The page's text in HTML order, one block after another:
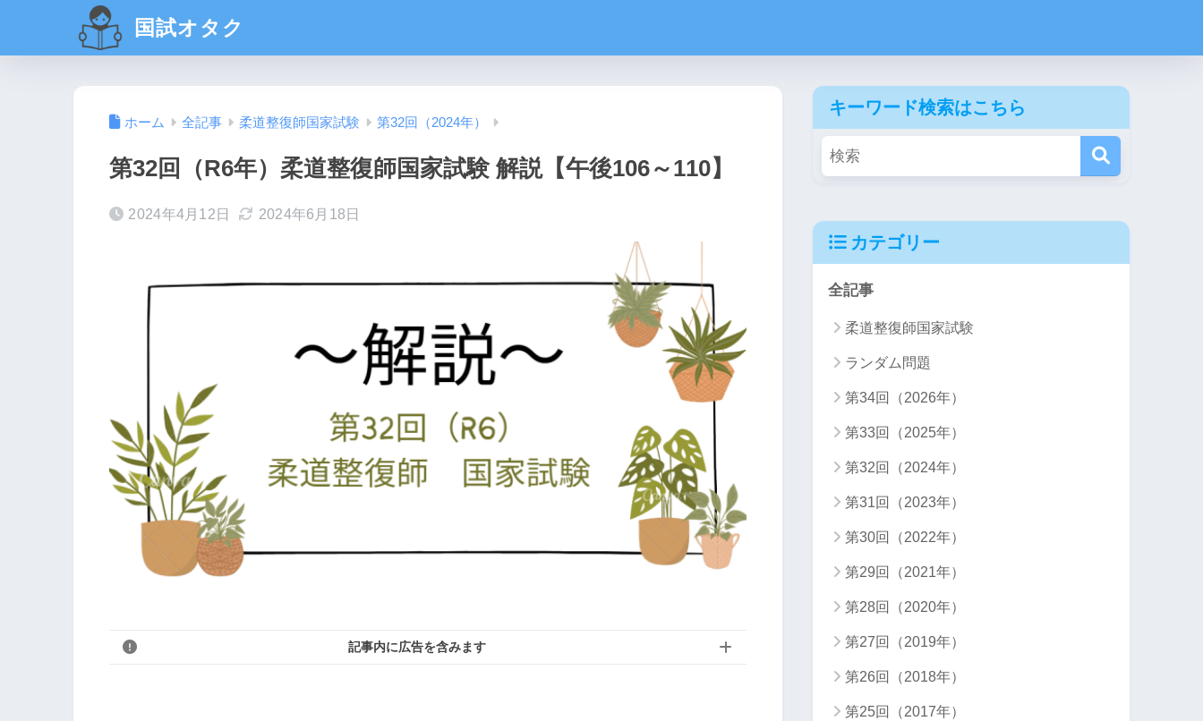
国試オタク
ホーム 全記事 柔道整復師国家試験 第32回（2024年）
第32回（R6年）柔道整復師国家試験 解説【午後106～110】
2024年4月12日 2024年6月18日
記事内に広告を含みます
キーワード検索はこちら
カテゴリー
全記事
柔道整復師国家試験
ランダム問題
第34回（2026年）
第33回（2025年）
第32回（2024年）
第31回（2023年）
第30回（2022年）
第29回（2021年）
第28回（2020年）
第27回（2019年）
第26回（2018年）
第25回（2017年）